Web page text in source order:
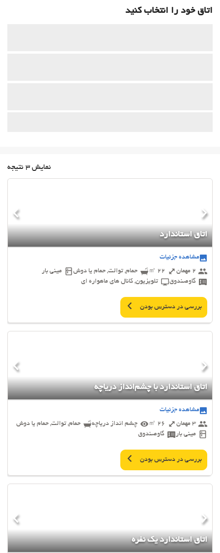
اتاق خود را انتخاب کنید
نمایش 3 نتیجه
اتاق استاندارد
مشاهده جزئیات
2 مهمان
22 ㎡ حمام, توالت, حمام یا دوش
مینی بار
گاوصندوق
تلویزیون, کانال های ماهواره ای
بررسی در دسترس بودن
اتاق استاندارد با چشم‌انداز دریاچه
مشاهده جزئیات
3 مهمان
26 ㎡ چشم انداز دریاچه
حمام, توالت, حمام یا دوش
مینی بار
گاوصندوق
بررسی در دسترس بودن
اتاق استاندارد یک نفره